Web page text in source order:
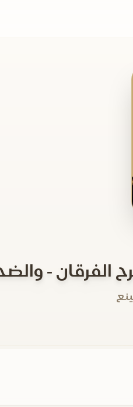
الفرقان -